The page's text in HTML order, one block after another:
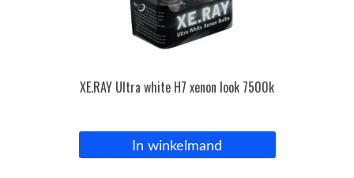
XE.RAY Ultra white H7 xenon look 7500k
In winkelmand